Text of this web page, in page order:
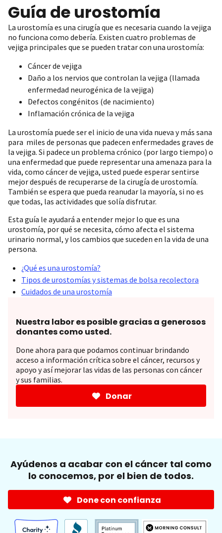
Guía de urostomía
La urostomía es una cirugía que es necesaria cuando la vejiga
no funciona como debería. Existen cuatro problemas de
vejiga principales que se pueden tratar con una urostomía:
Cáncer de vejiga
Daño a los nervios que controlan la vejiga (llamada
enfermedad neurogénica de la vejiga)
Defectos congénitos (de nacimiento)
Inflamación crónica de la vejiga
La urostomía puede ser el inicio de una vida nueva y más sana
para miles de personas que padecen enfermedades graves de
la vejiga. Si padece un problema crónico (por largo tiempo) o
una enfermedad que puede representar una amenaza para la
vida, como cáncer de vejiga, usted puede esperar sentirse
mejor después de recuperarse de la cirugía de urostomía.
También se espera que pueda reanudar la mayoría, si no es
que todas, las actividades que solía disfrutar.
Esta guía le ayudará a entender mejor lo que es una
urostomía, por qué se necesita, cómo afecta el sistema
urinario normal, y los cambios que suceden en la vida de una
persona.
¿Qué es una urostomía?
Tipos de urostomías y sistemas de bolsa recolectora
Cuidados de una urostomía
Nuestra labor es posible gracias a generosos
donantes como usted.
Done ahora para que podamos continuar brindando
acceso a información crítica sobre el cáncer, recursos y
apoyo y así mejorar las vidas de las personas con cáncer
y sus familias.
Donar
Ayúdenos a acabar con el cáncer tal como
lo conocemos, por el bien de todos.
Done con confianza